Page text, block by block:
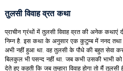
तुलसी विवाह व्रत कथा
प्राचीन ग्रंथों में तुलसी विवाह व्रत की अनेक
निम्न है. इस कथा के अनुसार एक कुटुम्ब में ननद तथा
अभी नहीं हुआ था. वह तुलसी के पौधे की बहुत सेवा
बिलकुल भी पसन्द नहीं था. जब कभी उसकी भाभी
देते हुए कहती कि जब तुम्हारा विवाह होगा तो मैं तुलसी